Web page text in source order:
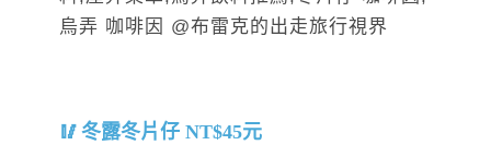
冬露冬片仔 NT$45元